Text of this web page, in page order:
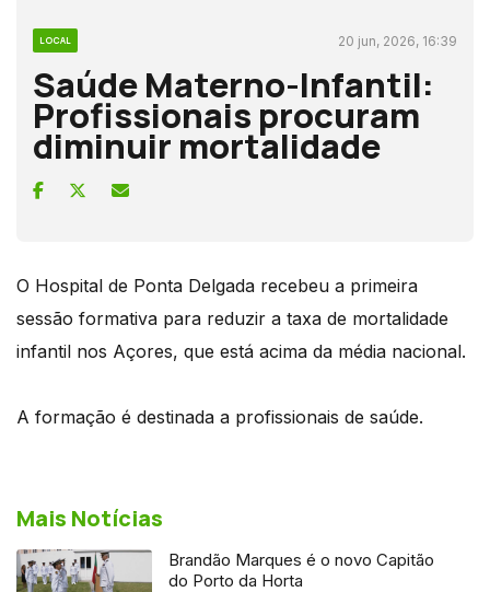
LOCAL 20 jun, 2026, 16:39
Saúde Materno-Infantil:
Profissionais procuram
diminuir mortalidade
O Hospital de Ponta Delgada recebeu a primeira
sessão formativa para reduzir a taxa de mortalidade
infantil nos Açores, que está acima da média nacional.
A formação é destinada a profissionais de saúde.
Mais Notícias
Brandão Marques é o novo Capitão
do Porto da Horta